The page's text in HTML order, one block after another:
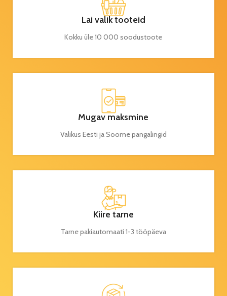
Lai valik tooteid
Kokku üle 10 000 soodustoote
Mugav maksmine
Valikus Eesti ja Soome pangalingid
Kiire tarne
Tarne pakiautomaati 1-3 tööpäeva